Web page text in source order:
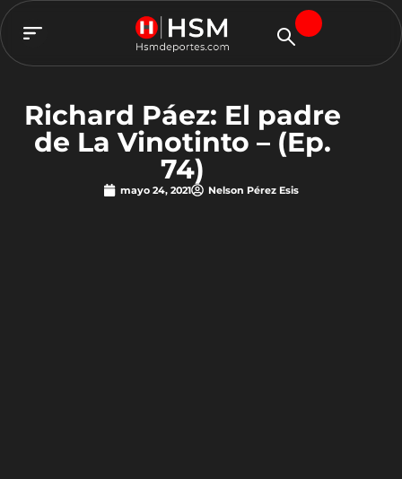
Richard Páez: El padre
de La Vinotinto – (Ep.
74)
mayo 24, 2021 Nelson Pérez Esis